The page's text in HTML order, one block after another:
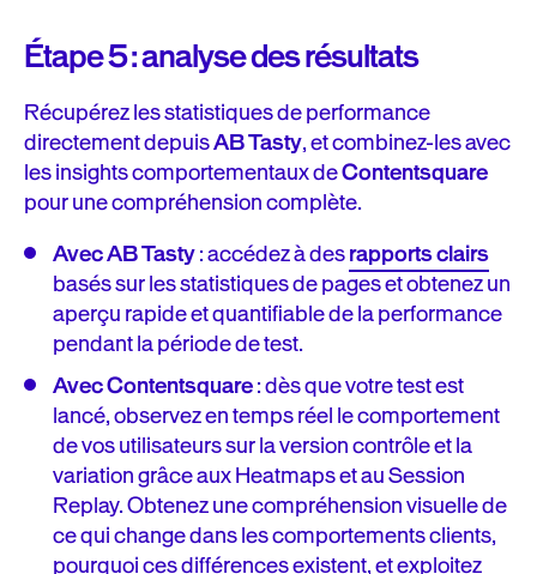
Étape 5 : analyse des résultats
Récupérez les statistiques de performance
directement depuisAB Tasty, et combinez-les avec
les insights comportementaux deContentsquare
pour une compréhension complète.
Avec AB Tasty: accédez à desrapports clairs
basés sur les statistiques de pages et obtenez un
aperçu rapide et quantifiable de la performance
pendant la période de test.
Avec Contentsquare: dès que votre test est
lancé, observez en temps réel le comportement
de vos utilisateurs sur la version contrôle et la
variation grâce aux Heatmaps et au Session
Replay. Obtenez une compréhension visuelle de
ce qui change dans les comportements clients,
pourquoi ces différences existent, et exploitez